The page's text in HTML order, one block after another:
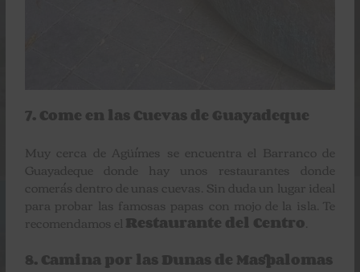
7. Come en las Cuevas de Guayadeque
Muy cerca de Agüímes se encuentra el Barranco de
Guayadeque donde hay unos restaurantes donde
comerás dentro de unas cuevas. Sin duda un lugar ideal
para probar las famosas papas con mojo de la isla. Te
recomendamos elRestaurante del Centro
8. Camina por las Dunas de Maspalomas